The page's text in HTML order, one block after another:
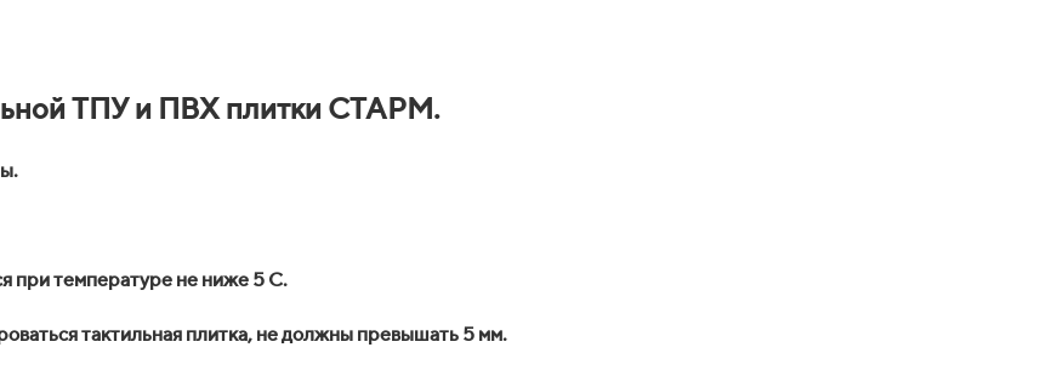
ТПУ и ПВХ плитки СТАРМ.
при температуре не ниже 5 С.
тактильная плитка, не должны превышать 5 мм.